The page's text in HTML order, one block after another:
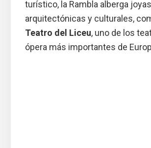
turístico, la Rambla alberga joyas
arquitectónicas y culturales,
Teatro del Liceu, uno de los
ópera más importantes de